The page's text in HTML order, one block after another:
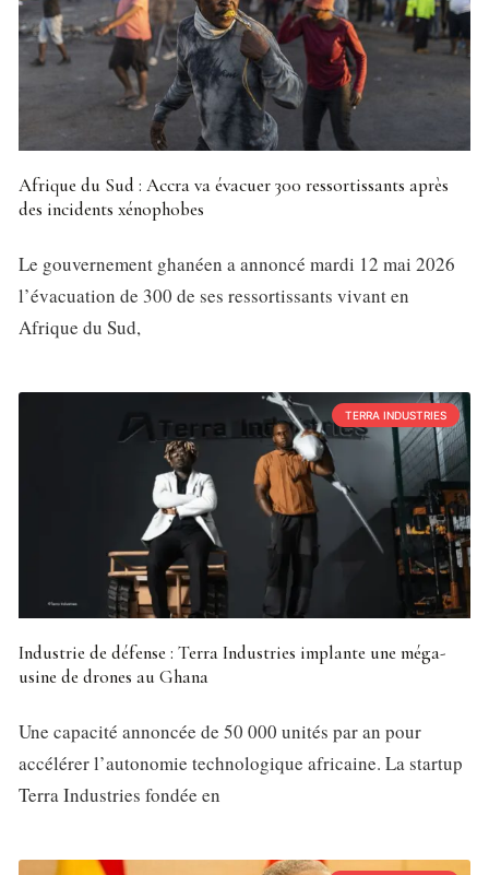
Afrique du Sud : Accra va évacuer 300 ressortissants après
des incidents xénophobes
Le gouvernement ghanéen a annoncé mardi 12 mai 2026
l’évacuation de 300 de ses ressortissants vivant en
Afrique du Sud,
TERRA INDUSTRIES
Industrie de défense : Terra Industries implante une méga-
usine de drones au Ghana
Une capacité annoncée de 50 000 unités par an pour
accélérer l’autonomie technologique africaine. La startup
Terra Industries fondée en